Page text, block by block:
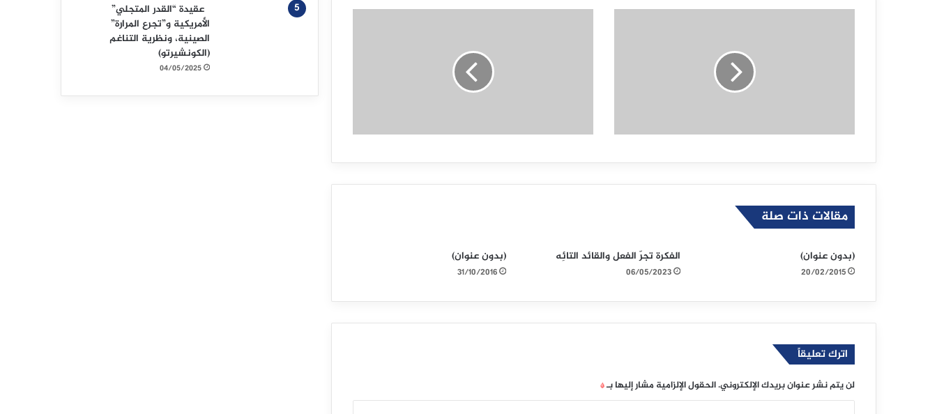
ب
مقالات ذات صلة
(بدون عنوان)
20/02/2015
الفكرة تجرّ الفعل والقائد التائِه
06/05/2023
(بدون عنوان)
31/10/2016
اترك تعليقاً
لن يتم نشر عنوان بريدك الإلكتروني.الحقول الإلزامية مشار إليها بـ*
عقيدة “القدر المتجلي”
الأمريكية و”تجرع المرارة”
الصينية، ونظرية التناغم
(الكونشيرتو)
04/05/2025